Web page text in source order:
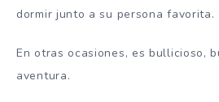
dormir junto a su persona favorita.
En otras ocasiones, es bullicioso,
aventura.